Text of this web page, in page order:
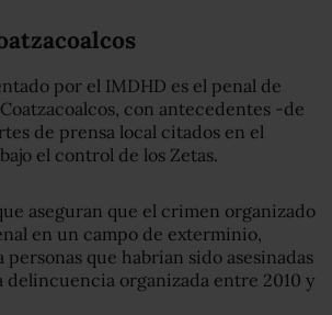
por el IMDHD es el penal de
con antecedentes -de
de prensa local citados en el
el control de los Zetas.
aseguran que el crimen organizado
en un campo de exterminio,
personas que habrían sido asesinadas
delincuencia organizada entre 2010 y